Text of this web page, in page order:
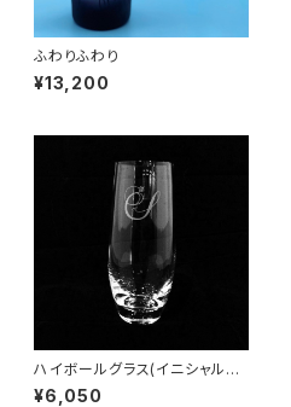
ふわりふわり
¥13,200
ハイボールグラス(イニシャル彫
刻)
¥6,050